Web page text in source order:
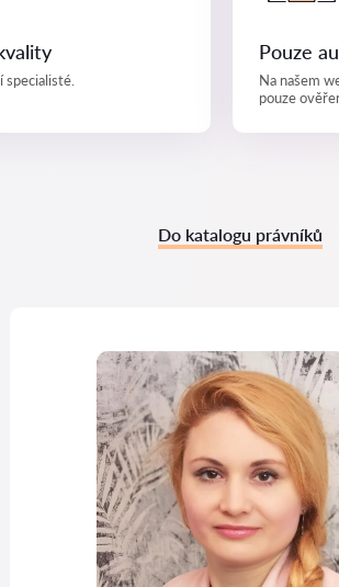
specialisté.
Pouze
Na našem
pouze
Do katalogu právníků